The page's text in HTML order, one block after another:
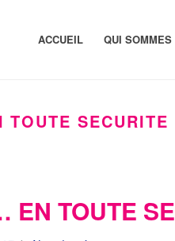
ACCUEIL QUI SOMMES
SECURITE
EN TOUTE